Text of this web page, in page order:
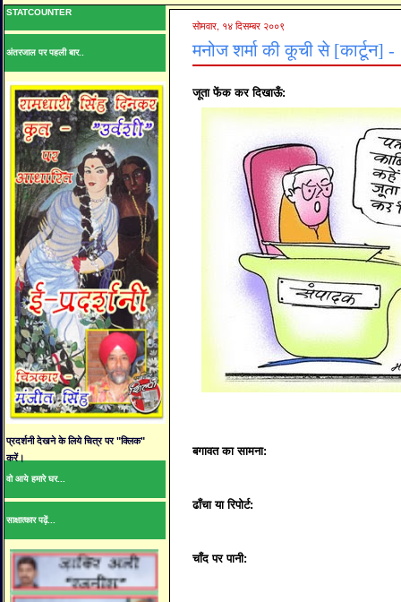
STATCOUNTER
अंतरजाल पर पहली बार..
प्रदर्शनी देखने के लिये चित्र पर "क्लिक"
करें।
वो आये हमारे घर...
साक्षात्कार पढ़ें...
सोमवार, १४ दिसम्बर २००९
मनोज शर्मा की कूची से [कार्टून] -
जूता फेंक कर दिखाऊँ:
बगावत का सामना:
ढाँचा या रिपोर्ट:
चाँद पर पानी: